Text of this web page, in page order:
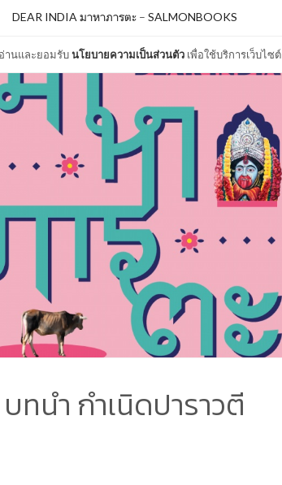
านและยอมรับนโยบายความเป็นส่วนตัว เพื่อใช้บริการเว็บไซต์
DEAR INDIA มาหาภารตะ– SALMONBOOKS
บทนำ กำเนิดปาราวตี